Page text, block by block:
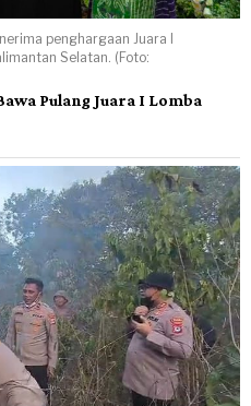
penghargaan Juara I
Selatan. (Foto:
Pulang Juara I Lomba